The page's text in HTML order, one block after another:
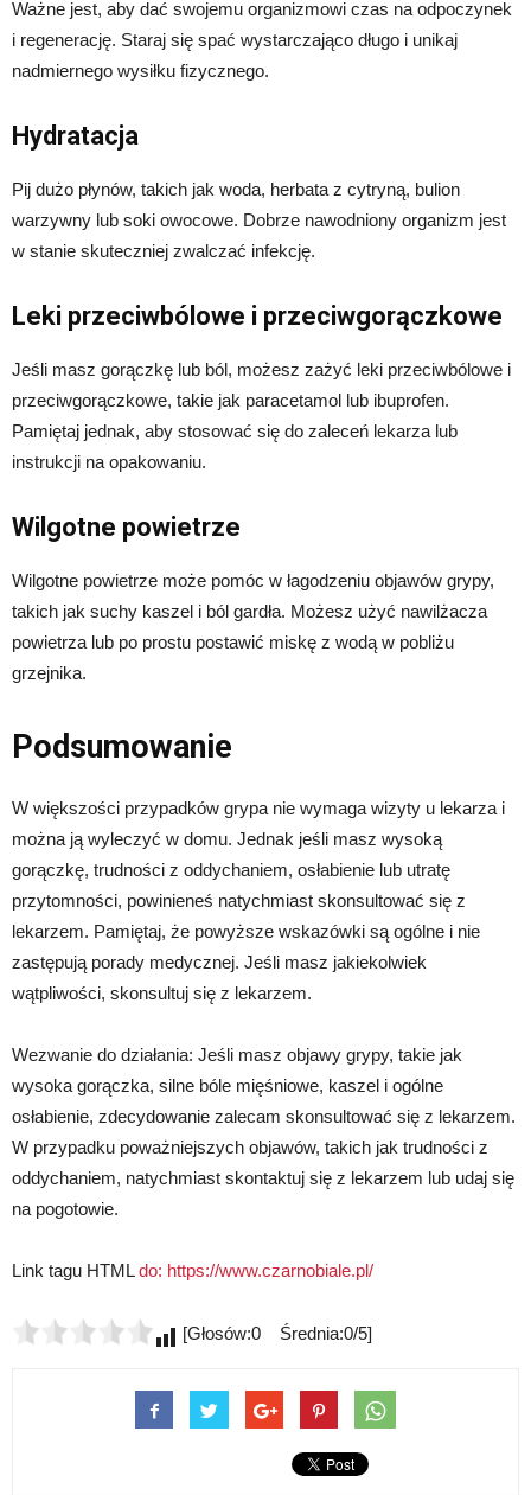
Ważne jest, aby dać swojemu organizmowi czas na odpoczynek
i regenerację. Staraj się spać wystarczająco długo i unikaj
nadmiernego wysiłku fizycznego.
Hydratacja
Pij dużo płynów, takich jak woda, herbata z cytryną, bulion
warzywny lub soki owocowe. Dobrze nawodniony organizm jest
w stanie skuteczniej zwalczać infekcję.
Leki przeciwbólowe i przeciwgorączkowe
Jeśli masz gorączkę lub ból, możesz zażyć leki przeciwbólowe i
przeciwgorączkowe, takie jak paracetamol lub ibuprofen.
Pamiętaj jednak, aby stosować się do zaleceń lekarza lub
instrukcji na opakowaniu.
Wilgotne powietrze
Wilgotne powietrze może pomóc w łagodzeniu objawów grypy,
takich jak suchy kaszel i ból gardła. Możesz użyć nawilżacza
powietrza lub po prostu postawić miskę z wodą w pobliżu
grzejnika.
Podsumowanie
W większości przypadków grypa nie wymaga wizyty u lekarza i
można ją wyleczyć w domu. Jednak jeśli masz wysoką
gorączkę, trudności z oddychaniem, osłabienie lub utratę
przytomności, powinieneś natychmiast skonsultować się z
lekarzem. Pamiętaj, że powyższe wskazówki są ogólne i nie
zastępują porady medycznej. Jeśli masz jakiekolwiek
wątpliwości, skonsultuj się z lekarzem.
Wezwanie do działania: Jeśli masz objawy grypy, takie jak
wysoka gorączka, silne bóle mięśniowe, kaszel i ogólne
osłabienie, zdecydowanie zalecam skonsultować się z lekarzem.
W przypadku poważniejszych objawów, takich jak trudności z
oddychaniem, natychmiast skontaktuj się z lekarzem lub udaj się
na pogotowie.
Link tagu HTMLdo: https://www.czarnobiale.pl/
[Głosów:0 Średnia:0/5]